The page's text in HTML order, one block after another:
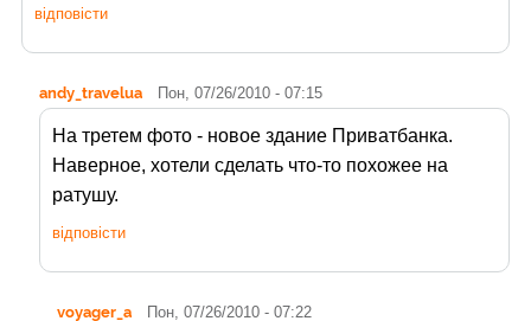
відповісти
andy_travelua Пон, 07/26/2010 - 07:15
На третем фото - новое здание Приватбанка.
Наверное, хотели сделать что-то похожее на
ратушу.
відповісти
voyager_a Пон, 07/26/2010 - 07:22